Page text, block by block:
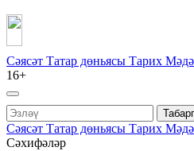
Сәясәт Татар дөньясы Тарих
16+
Сәясәт Татар дөньясы Тарих
Сәхифәләр